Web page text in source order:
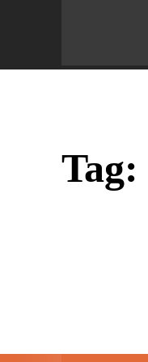
Tag: